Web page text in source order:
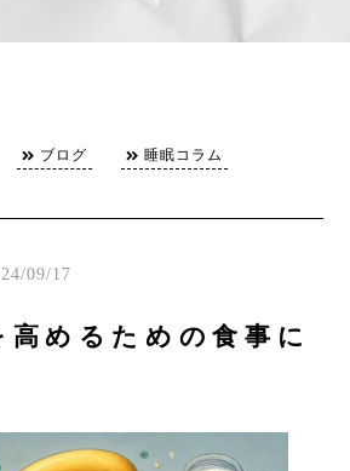
ブログ 睡眠コラム
09/17
高めるための食事に